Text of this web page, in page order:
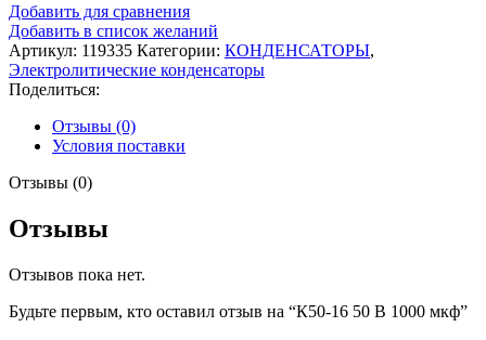
Добавить для сравнения
Добавить в список желаний
Артикул: 119335 Категории: КОНДЕНСАТОРЫ,
Электролитические конденсаторы
Поделиться:
Отзывы (0)
Условия поставки
Отзывы (0)
Отзывы
Отзывов пока нет.
Будьте первым, кто оставил отзыв на “К50-16 50 В 1000 мкф”